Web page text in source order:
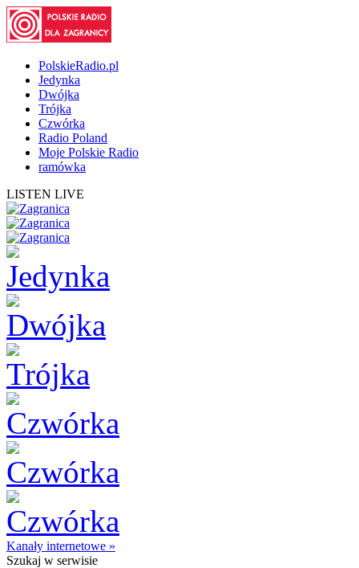
PolskieRadio.pl
Jedynka
Dwójka
Trójka
Czwórka
Radio Poland
Moje Polskie Radio
ramówka
LISTEN LIVE
Kanały internetowe »
Szukaj w serwisie